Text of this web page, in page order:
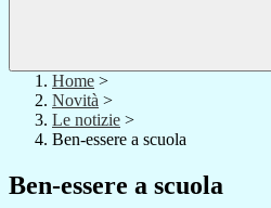
Home >
Novità >
Le notizie >
Ben-essere a scuola
Ben-essere a scuola